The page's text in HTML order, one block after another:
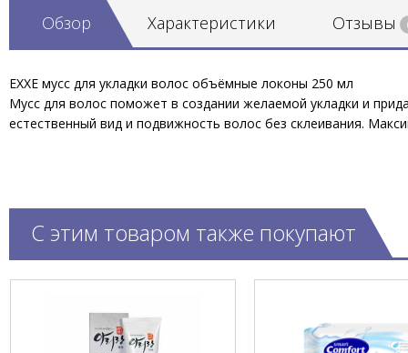
Обзор Характеристики Отзывы
EXXE мусс для укладки волос объёмные локоны 250 мл
Мусс для волос поможет в создании желаемой укладки и
естественный вид и подвижность волос без склеивания.
С этим товаром также покупают